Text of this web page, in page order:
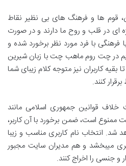
قوم ها و فرهنگ های بی نظیر نقاط
ای در قلب و روح ما دارند و در صورت
با فرد مورد نظر برخورد شده و
در چت روم ماهب چت با زبان شیرین
کاربران نیز متوجه کلام زیبای شما
کنند.
قوانین جمهوری اسلامی مانند
است، ضمن برخورد با آن کاربر،
شد. انتخاب نام کاربری مناسب و زیبا
میبخشد و هم مدیران سایت مجبور
و جنسی را اخراج کنند.